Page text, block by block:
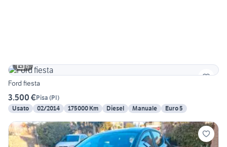
6
Ford fiesta
3.500 €Pisa (PI)
Usato
02/2014 175000 Km Diesel Manuale Euro 5